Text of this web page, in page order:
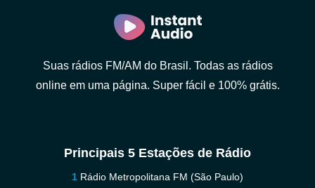
Suas rádios FM/AM do Brasil. Todas as rádios
online em uma página. Super fácil e 100% grátis.
Principais 5 Estações de Rádio
Rádio Metropolitana FM (São Paulo)